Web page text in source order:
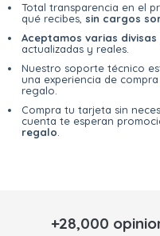
Total transparencia en el
qué recibes, sin cargos
Aceptamos varias divisas
actualizadas y reales.
Nuestro soporte técnico
una experiencia de compra
regalo.
Compra tu tarjeta sin
cuenta te esperan
regalo
+28,000